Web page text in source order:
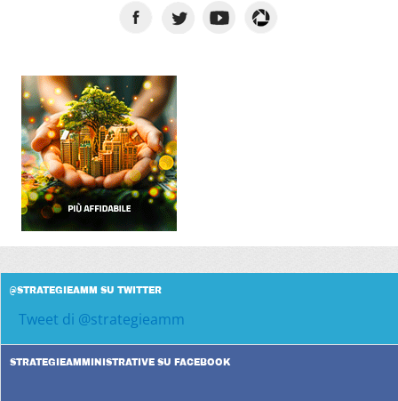
@STRATEGIEAMM SU TWITTER
Tweet di @strategieamm
STRATEGIEAMMINISTRATIVE SU FACEBOOK